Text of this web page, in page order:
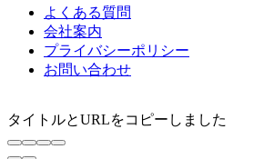
よくある質問
会社案内
プライバシーポリシー
お問い合わせ
タイトルとURLをコピーしました